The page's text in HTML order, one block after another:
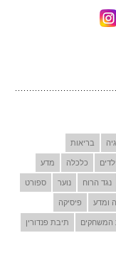
בריאות
ילדים כלכלה מדע
נגד הרוח נוער ספורט
ומדע פיסיקה
המשחקים תיבת פנדורין